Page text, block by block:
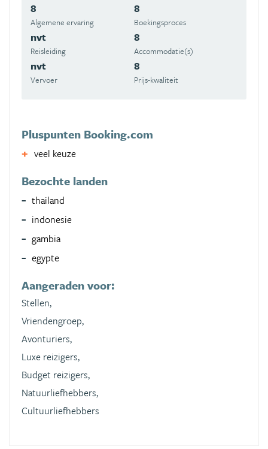
8
Algemene ervaring
8
Boekingsproces
nvt
Reisleiding
8
Accommodatie(s)
nvt
Vervoer
8
Prijs-kwaliteit
Pluspunten Booking.com
veel keuze
Bezochte landen
thailand
indonesie
gambia
egypte
Aangeraden voor:
Stellen,
Vriendengroep,
Avonturiers,
Luxe reizigers,
Budget reizigers,
Natuurliefhebbers,
Cultuurliefhebbers